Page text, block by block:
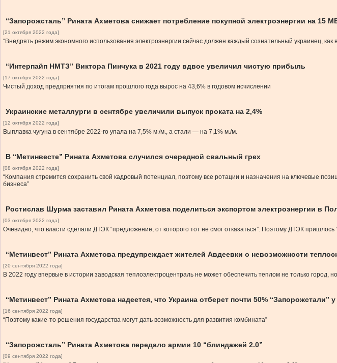
“Запорожсталь” Рината Ахметова снижает потребление покупной электроэнергии на 15
[21 октября 2022 года]
“Внедрять режим экономного использования электроэнергии сейчас должен каждый сознательный украинец,
“Интерпайп НМТЗ” Виктора Пинчука в 2021 году вдвое увеличил чистую прибыль
[17 октября 2022 года]
Чистый доход предприятия по итогам прошлого года вырос на 43,6% в годовом исчислении
Украинские металлурги в сентябре увеличили выпуск проката на 2,4%
[12 октября 2022 года]
Выплавка чугуна в сентябре 2022-го упала на 7,5% м./м., а стали — на 7,1% м./м.
В “Метинвесте” Рината Ахметова случился очередной свальный грех
[08 октября 2022 года]
“Компания стремится сохранить свой кадровый потенциал, поэтому все ротации и назначения на ключевые
бизнеса”
Ростислав Шурма заставил Рината Ахметова поделиться экспортом электроэнергии в
[03 октября 2022 года]
Очевидно, что власти сделали ДТЭК “предложение, от которого тот не смог отказаться”. Поэтому ДТЭК пришлось
“Метинвест” Рината Ахметова предупреждает жителей Авдеевки о невозможности
[20 сентября 2022 года]
В 2022 году впервые в истории заводская теплоэлектроцентраль не может обеспечить теплом не только город,
“Метинвест” Рината Ахметова надеется, что Украина отберет почти 50% “Запорожстали”
[16 сентября 2022 года]
“Поэтому какие-то решения государства могут дать возможность для развития комбината”
“Запорожсталь” Рината Ахметова передало армии 10 “блиндажей 2.0”
[09 сентября 2022 года]